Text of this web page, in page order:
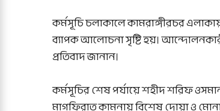
কর্মসূচি চলাকালে কামরাঙ্গীরচর
ব্যাপক আলোচনা সৃষ্টি হয়।
প্রতিবাদ জানান।
কর্মসূচির শেষ পর্যায়ে শহীদ শরিফ
মাগফিরাত কামনায় বিশেষ দোয়া ও